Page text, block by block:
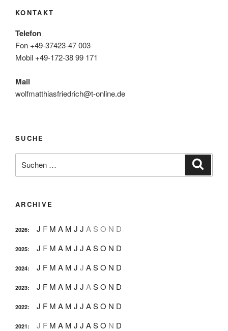
KONTAKT
Telefon
Fon +49-37423-47 003
Mobil +49-172-38 99 171
Mail
wolfmatthiasfriedrich@t-online.de
SUCHE
nach:
ARCHIVE
2026: J F M A M J J A S O N D
2025: J F M A M J J ASO N D
2024: J F M A M J J ASO N D
2023: J F M A M J J ASO N D
2022: J F M A M J J ASO N D
2021: J F M A M J J ASO N D